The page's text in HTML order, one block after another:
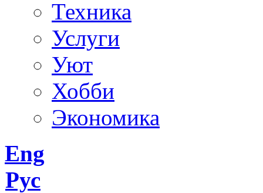
Техника
Услуги
Уют
Хобби
Экономика
Eng
Рус